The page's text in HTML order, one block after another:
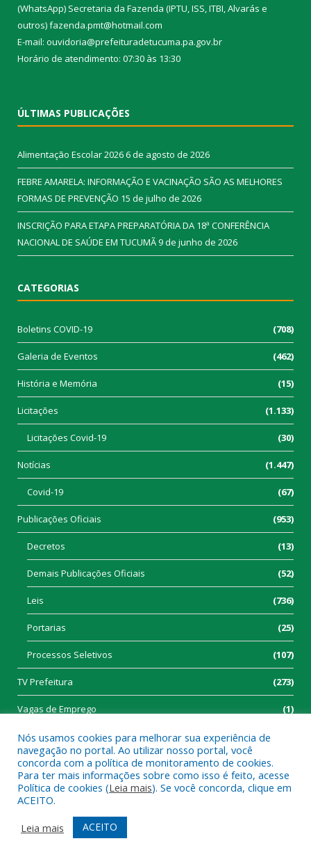
(WhatsApp) Secretaria da Fazenda (IPTU, ISS, ITBI, Alvarás e
outros) fazenda.pmt@hotmail.com
E-mail: ouvidoria@prefeituradetucuma.pa.gov.br
Horário de atendimento: 07:30 às 13:30
ÚLTIMAS PUBLICAÇÕES
Alimentação Escolar 20266 de agosto de 2026
FEBRE AMARELA: INFORMAÇÃO E VACINAÇÃO SÃO AS MELHORES
FORMAS DE PREVENÇÃO 15 de julho de 2026
INSCRIÇÃO PARA ETAPA PREPARATÓRIA DA 18ª CONFERÊNCIA
NACIONAL DE SAÚDE EM TUCUMÃ9 de junho de 2026
CATEGORIAS
Boletins COVID-19 (708)
Galeria de Eventos (462)
História e Memória (15)
Licitações (1.133)
Licitações Covid-19 (30)
Notícias (1.447)
Covid-19 (67)
Publicações Oficiais (953)
Decretos (13)
Demais Publicações Oficiais (52)
Leis (736)
Portarias (25)
Processos Seletivos (107)
TV Prefeitura (273)
Vagas de Emprego (1)
Todos os direitos reservados a Prefeitura Municipal de Tucumã.
Mapa do Site
Acessar Área Administrativa
Nós usamos cookies para melhorar sua experiência de
navegação no portal. Ao utilizar nosso portal, você
concorda com a política de monitoramento de cookies.
Para ter mais informações sobre como isso é feito, acesse
Política de cookies (Leia mais). Se você concorda, clique em
ACEITO.
Leia mais
ACEITO